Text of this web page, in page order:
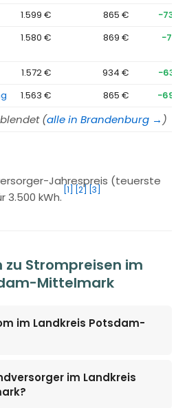
1.599 € 865 €
−734
1.580 € 869 € −712
1.572 € 934 €
−639
1.563 € 865 € −698
(alle in Brandenburg → )
Jahrespreis (teuerste
3.500 kWh.
[1] [2] [3]
zu Strompreisen im
Mittelmark
im Landkreis Potsdam-
im Landkreis